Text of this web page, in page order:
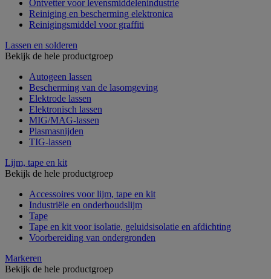
Ontvetter voor levensmiddelenindustrie
Reiniging en bescherming elektronica
Reinigingsmiddel voor graffiti
Lassen en solderen
Bekijk de hele productgroep
Autogeen lassen
Bescherming van de lasomgeving
Elektrode lassen
Elektronisch lassen
MIG/MAG-lassen
Plasmasnijden
TIG-lassen
Lijm, tape en kit
Bekijk de hele productgroep
Accessoires voor lijm, tape en kit
Industriële en onderhoudslijm
Tape
Tape en kit voor isolatie, geluidsisolatie en afdichting
Voorbereiding van ondergronden
Markeren
Bekijk de hele productgroep